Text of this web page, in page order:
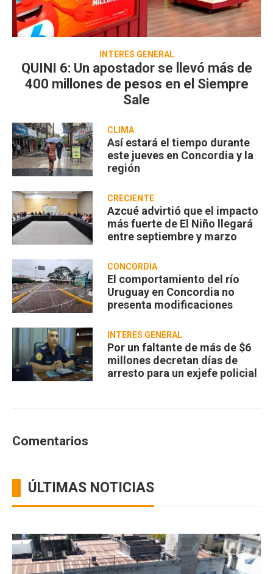
INTERÉS GENERAL
QUINI 6: Un apostador se llevó más de
400 millones de pesos en el Siempre
Sale
CLIMA
Así estará el tiempo durante
este jueves en Concordia y la
región
CRECIENTE
Azcué advirtió que el impacto
más fuerte de El Niño llegará
entre septiembre y marzo
CONCORDIA
El comportamiento del río
Uruguay en Concordia no
presenta modificaciones
INTERÉS GENERAL
Por un faltante de más de $6
millones decretan días de
arresto para un exjefe policial
Comentarios
ÚLTIMAS NOTICIAS